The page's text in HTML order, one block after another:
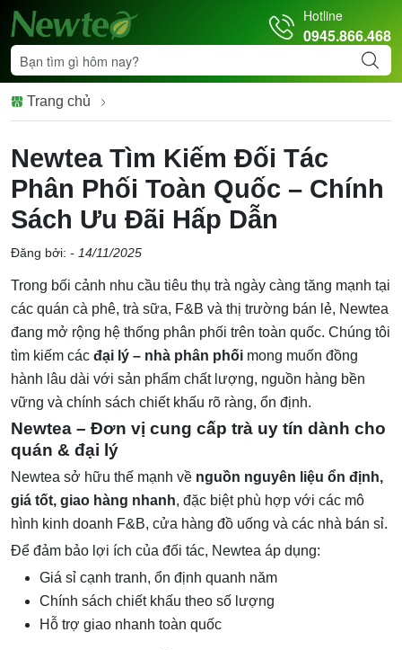
Hotline
0945.866.468
Trang chủ
Newtea Tìm Kiếm Đối Tác
Phân Phối Toàn Quốc – Chính
Sách Ưu Đãi Hấp Dẫn
Đăng bởi: - 14/11/2025
Trong bối cảnh nhu cầu tiêu thụ trà ngày càng tăng mạnh tại
các quán cà phê, trà sữa, F&B và thị trường bán lẻ, Newtea
đang mở rộng hệ thống phân phối trên toàn quốc. Chúng tôi
tìm kiếm các đại lý – nhà phân phối mong muốn đồng
hành lâu dài với sản phẩm chất lượng, nguồn hàng bền
vững và chính sách chiết khấu rõ ràng, ổn định.
Newtea – Đơn vị cung cấp trà uy tín dành cho
quán & đại lý
Newtea sở hữu thế mạnh về nguồn nguyên liệu ổn định,
giá tốt, giao hàng nhanh, đặc biệt phù hợp với các mô
hình kinh doanh F&B, cửa hàng đồ uống và các nhà bán sỉ.
Để đảm bảo lợi ích của đối tác, Newtea áp dụng:
Giá sỉ cạnh tranh, ổn định quanh năm
Chính sách chiết khấu theo số lượng
Hỗ trợ giao nhanh toàn quốc